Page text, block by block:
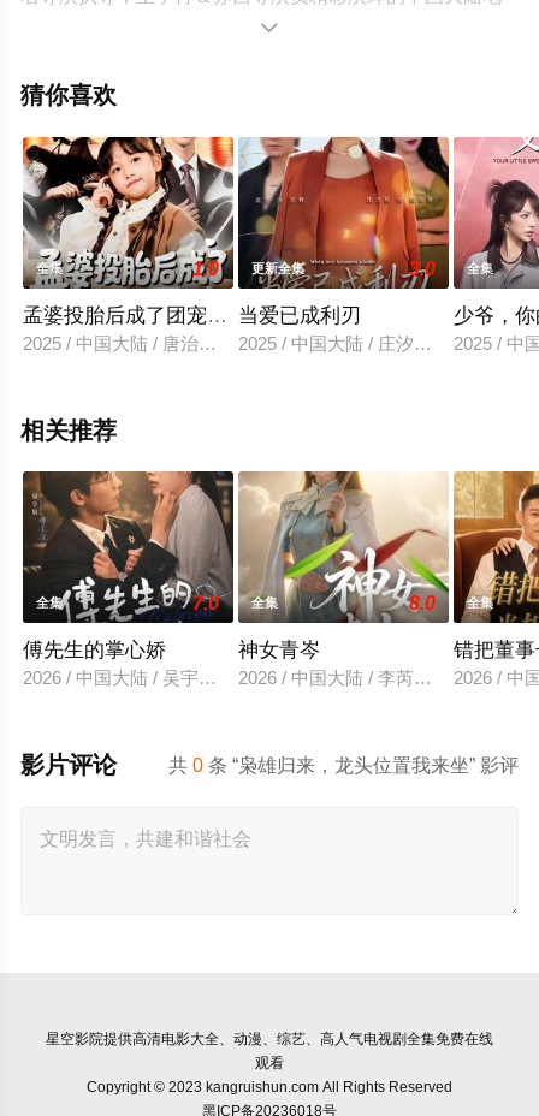
视剧，大结局剧情已揭晓（更新全集），免费观看高清未
免费观看，更多剧情信息可移步至豆瓣电视剧、电视猫或

猜你喜欢
全集 1.0
孟婆投胎后成了团宠小厨娘
2025 / 中国大陆 / 唐治璇＆陈晗洢
更新全集 3.0
当爱已成利刃
2025 / 中国大陆 / 庄汐玥&嘉言
全集
少爷，
2025 / 中
相关推荐
全集 7.0
傅先生的掌心娇
2026 / 中国大陆 / 吴宇航＆郑千亦
全集 8.0
神女青岑
2026 / 中国大陆 / 李芮峤＆张媛媛
全集
错把董
2026 / 中
共0 条 “枭雄归来，龙头位置我来坐” 影评
影片评论
星空影院提供高清电影大全、动漫、综艺、高人气电视剧全集免费在线
观看
Copyright © 2023 kangruishun.com All Rights Reserved
黑ICP备20236018号